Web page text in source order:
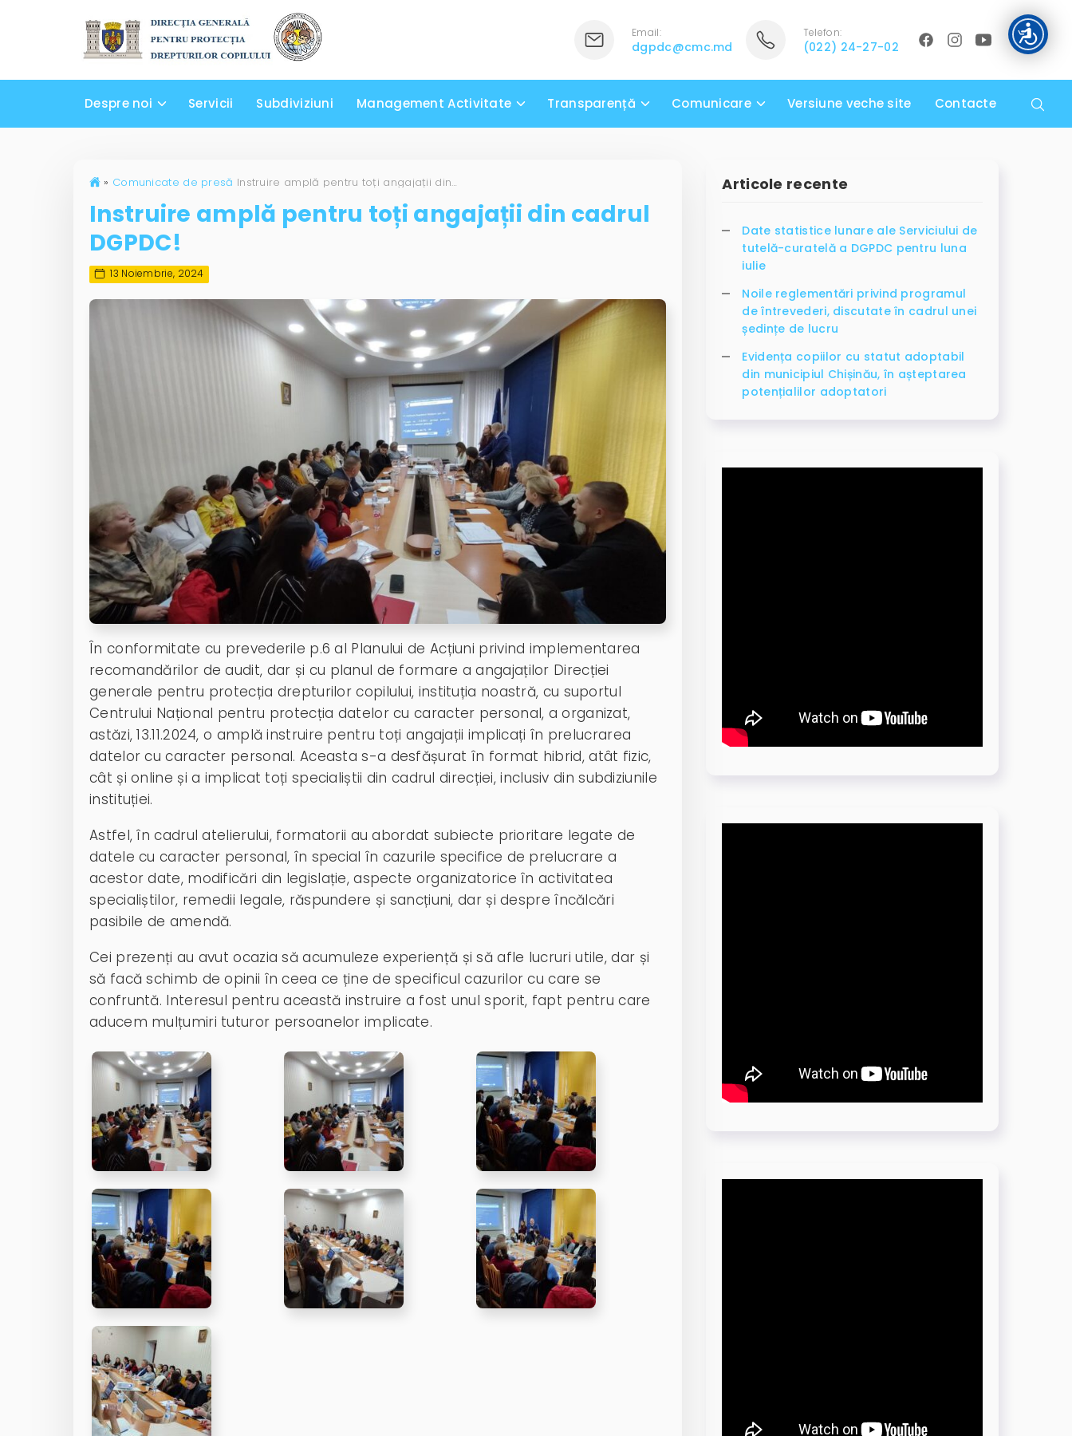
Email:
dgpdc@cmc.md
Telefon:
(022) 24-27-02
Despre noi Servicii Subdiviziuni Management Activitate Transparență Comunicare Versiune veche site Contacte
» Comunicate de presă Instruire amplă pentru toți angajații din cadrul DGPDC!
Instruire amplă pentru toți angajații din cadrul
DGPDC!
13 Noiembrie, 2024
În conformitate cu prevederile p.6 al Planului de Acțiuni privind implementarea
recomandărilor de audit, dar și cu planul de formare a angajaților Direcției
generale pentru protecția drepturilor copilului, instituția noastră, cu suportul
Centrului Național pentru protecția datelor cu caracter personal, a organizat,
astăzi, 13.11.2024, o amplă instruire pentru toți angajații implicați în prelucrarea
datelor cu caracter personal. Aceasta s-a desfășurat în format hibrid, atât fizic,
cât și online și a implicat toți specialiștii din cadrul direcției, inclusiv din subdiziunile
instituției.
Astfel, în cadrul atelierului, formatorii au abordat subiecte prioritare legate de
datele cu caracter personal, în special în cazurile specifice de prelucrare a
acestor date, modificări din legislație, aspecte organizatorice în activitatea
specialiștilor, remedii legale, răspundere și sancțiuni, dar și despre încălcări
pasibile de amendă.
Cei prezenți au avut ocazia să acumuleze experiență și să afle lucruri utile, dar și
să facă schimb de opinii în ceea ce ține de specificul cazurilor cu care se
confruntă. Interesul pentru această instruire a fost unul sporit, fapt pentru care
aducem mulțumiri tuturor persoanelor implicate.
Articole recente
Date statistice lunare ale Serviciului de
tutelă-curatelă a DGPDC pentru luna
iulie
Noile reglementări privind programul
de întrevederi, discutate în cadrul unei
ședințe de lucru
Evidența copiilor cu statut adoptabil
din municipiul Chișinău, în așteptarea
potențialilor adoptatori